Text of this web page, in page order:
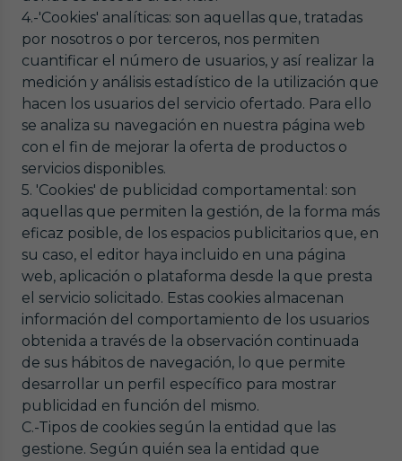
4.-'Cookies' analíticas: son aquellas que, tratadas
por nosotros o por terceros, nos permiten
cuantificar el número de usuarios, y así realizar la
medición y análisis estadístico de la utilización que
hacen los usuarios del servicio ofertado. Para ello
se analiza su navegación en nuestra página web
con el fin de mejorar la oferta de productos o
servicios disponibles.
5. 'Cookies' de publicidad comportamental: son
aquellas que permiten la gestión, de la forma más
eficaz posible, de los espacios publicitarios que, en
su caso, el editor haya incluido en una página
web, aplicación o plataforma desde la que presta
el servicio solicitado. Estas cookies almacenan
información del comportamiento de los usuarios
obtenida a través de la observación continuada
de sus hábitos de navegación, lo que permite
desarrollar un perfil específico para mostrar
publicidad en función del mismo.
C.-Tipos de cookies según la entidad que las
gestione. Según quién sea la entidad que